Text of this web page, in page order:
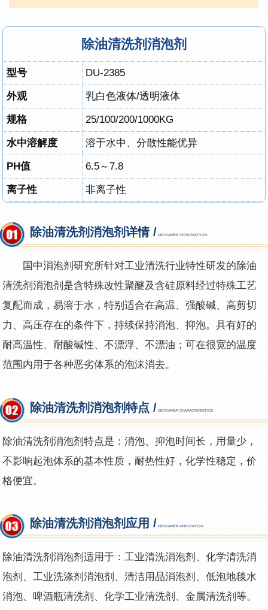
除油清洗剂消泡剂
型号 DU-2385
外观 乳白色液体/透明液体
规格 25/100/200/1000KG
水中溶解度 溶于水中、分散性能优异
PH值 6.5～7.8
离子性 非离子性
除油清洗剂消泡剂详情 / DEFOAMER INTRODUCTION
国中消泡剂研究所针对工业清洗行业特性研发的除油
清洗剂消泡剂是含特殊改性聚醚及含硅原料经过特殊工艺
复配而成，易溶于水，特别适合在高温、强酸碱、高剪切
力、高压存在的条件下，持续保持消泡、抑泡。具有好的
耐高温性、耐酸碱性、不漂浮、不漂油；可在很宽的温度
范围内用于各种恶劣体系的泡沫消去。
除油清洗剂消泡剂特点 / DEFOAMER CHARACTERISTICS
除油清洗剂消泡剂特点是：消泡、抑泡时间长，用量少，
不影响起泡体系的基本性质，耐热性好，化学性稳定，价
格便宜。
除油清洗剂消泡剂应用 / DEFOAMER APPLICATION
除油清洗剂消泡剂适用于：工业清洗消泡剂、化学清洗消
泡剂、工业洗涤剂消泡剂、清洁用品消泡剂、低泡地毯水
消泡、啤酒瓶清洗剂、化学工业清洗剂、金属清洗剂等。